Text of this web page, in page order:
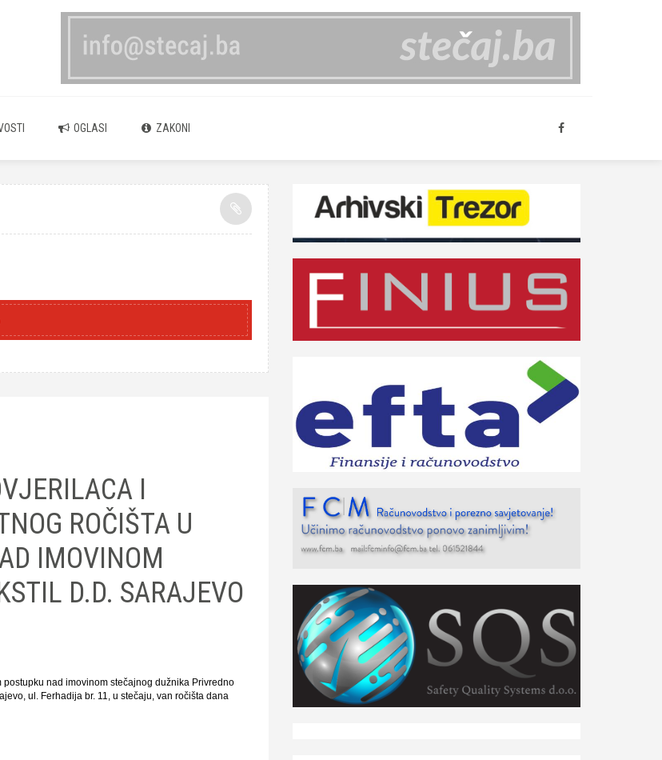
OGLASI ZAKONI
I
ROČIŠTA U
IMOVINOM
D.D. SARAJEVO
nad imovinom stečajnog dužnika Privredno
ul. Ferhadija br. 11, u stečaju, van ročišta dana